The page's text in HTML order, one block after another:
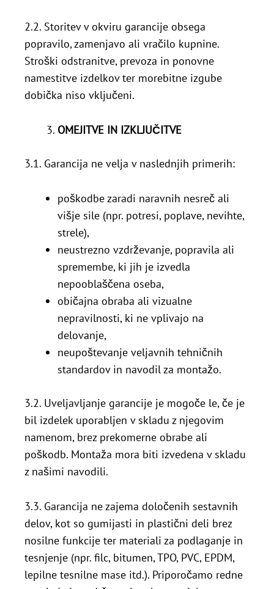
2.2. Storitev v okviru garancije obsega
popravilo, zamenjavo ali vračilo kupnine.
Stroški odstranitve, prevoza in ponovne
namestitve izdelkov ter morebitne izgube
dobička niso vključeni.
OMEJITVE IN IZKLJUČITVE
3.1. Garancija ne velja v naslednjih primerih:
poškodbe zaradi naravnih nesreč ali
višje sile (npr. potresi, poplave, nevihte,
strele),
neustrezno vzdrževanje, popravila ali
spremembe, ki jih je izvedla
nepooblaščena oseba,
običajna obraba ali vizualne
nepravilnosti, ki ne vplivajo na
delovanje,
neupoštevanje veljavnih tehničnih
standardov in navodil za montažo.
3.2. Uveljavljanje garancije je mogoče le, če je
bil izdelek uporabljen v skladu z njegovim
namenom, brez prekomerne obrabe ali
poškodb. Montaža mora biti izvedena v skladu
z našimi navodili.
3.3. Garancija ne zajema določenih sestavnih
delov, kot so gumijasti in plastični deli brez
nosilne funkcije ter materiali za podlaganje in
tesnjenje (npr. filc, bitumen, TPO, PVC, EPDM,
lepilne tesnilne mase itd.). Priporočamo redne